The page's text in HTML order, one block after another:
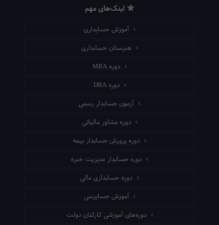
لینک‌های مهم
آموزش حسابداری
هنرستان حسابداری
دوره MBA
دوره DBA
آزمون حسابدار رسمی
دوره مشاور مالیاتی
دوره پرورش حسابدار بیمه
دوره حسابدار مدیریت خبره
دوره حسابداری مالی
آموزش حسابرسی
دوره‌های آموزشی کارکنان دولت